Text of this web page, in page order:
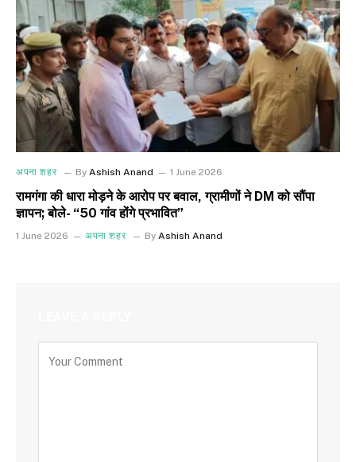
अपना शहर By Ashish Anand 1 June 2026
रामगंगा की धारा मोड़ने के आरोप पर बवाल, ग्रामीणों ने DM को सौंपा
ज्ञापन; बोले- “50 गांव होंगे प्रभावित”
1 June 2026 अपना शहर By Ashish Anand